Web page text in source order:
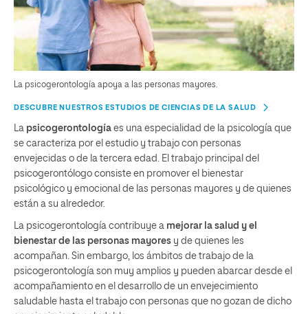
La psicogerontología apoya a las personas mayores.
DESCUBRE NUESTROS ESTUDIOS DE CIENCIAS DE LA SALUD
La psicogerontología es una especialidad de la psicología que
se caracteriza por el estudio y trabajo con personas
envejecidas o de la tercera edad. El trabajo principal del
psicogerontólogo consiste en promover el bienestar
psicológico y emocional de las personas mayores y de quienes
están a su alrededor.
La psicogerontología contribuye a mejorar la salud y el
bienestar de las personas mayores y de quienes les
acompañan. Sin embargo, los ámbitos de trabajo de la
psicogerontología son muy amplios y pueden abarcar desde el
acompañamiento en el desarrollo de un envejecimiento
saludable hasta el trabajo con personas que no gozan de dicho